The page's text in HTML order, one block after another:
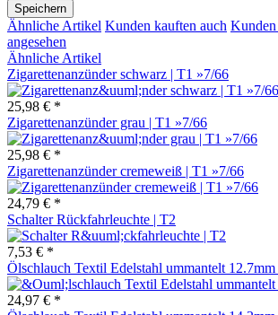
Speichern
Ähnliche Artikel Kunden kauften auch Kunden
angesehen
Ähnliche Artikel
Zigarettenanzünder schwarz | T1 »7/66
25,98 € *
Zigarettenanzünder grau | T1 »7/66
25,98 € *
Zigarettenanzünder cremeweiß | T1 »7/66
24,79 € *
Schalter Rückfahrleuchte | T2
7,53 € *
Ölschlauch Textil Edelstahl ummantelt
24,97 € *